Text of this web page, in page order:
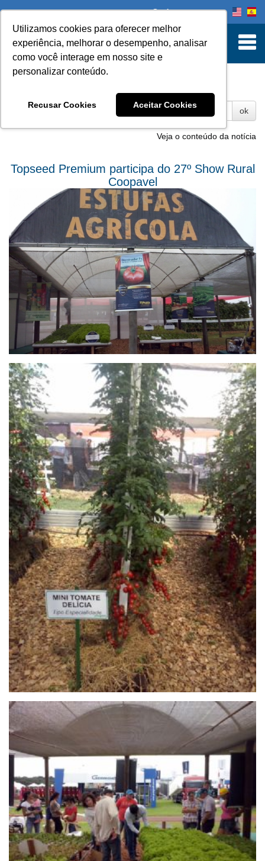
Utilizamos cookies para oferecer melhor
experiência, melhorar o desempenho, analisar
como você interage em nosso site e
personalizar conteúdo.
Recusar Cookies Aceitar Cookies
Onde comprar
ok
Topseed Premium participa do 27º Show Rural
Coopavel
Veja o conteúdo da notícia